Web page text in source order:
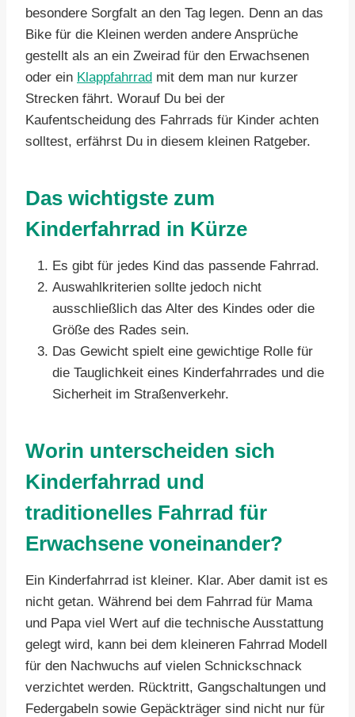
besondere Sorgfalt an den Tag legen. Denn an das
Bike für die Kleinen werden andere Ansprüche
gestellt als an ein Zweirad für den Erwachsenen
oder ein Klappfahrrad mit dem man nur kurzer
Strecken fährt. Worauf Du bei der
Kaufentscheidung des Fahrrads für Kinder achten
solltest, erfährst Du in diesem kleinen Ratgeber.
Das wichtigste zum
Kinderfahrrad in Kürze
Es gibt für jedes Kind das passende Fahrrad.
Auswahlkriterien sollte jedoch nicht
ausschließlich das Alter des Kindes oder die
Größe des Rades sein.
Das Gewicht spielt eine gewichtige Rolle für
die Tauglichkeit eines Kinderfahrrades und die
Sicherheit im Straßenverkehr.
Worin unterscheiden sich
Kinderfahrrad und
traditionelles Fahrrad für
Erwachsene voneinander?
Ein Kinderfahrrad ist kleiner. Klar. Aber damit ist es
nicht getan. Während bei dem Fahrrad für Mama
und Papa viel Wert auf die technische Ausstattung
gelegt wird, kann bei dem kleineren Fahrrad Modell
für den Nachwuchs auf vielen Schnickschnack
verzichtet werden. Rücktritt, Gangschaltungen und
Federgabeln sowie Gepäckträger sind nicht nur für